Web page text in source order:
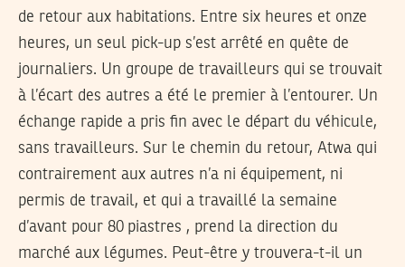
de retour aux habitations. Entre six heures et onze
heures, un seul pick-up s’est arrêté en quête de
journaliers. Un groupe de travailleurs qui se trouvait
à l’écart des autres a été le premier à l’entourer. Un
échange rapide a pris fin avec le départ du véhicule,
sans travailleurs. Sur le chemin du retour, Atwa qui
contrairement aux autres n’a ni équipement, ni
permis de travail, et qui a travaillé la semaine
d’avant pour 80 piastres , prend la direction du
marché aux légumes. Peut-être y trouvera-t-il un